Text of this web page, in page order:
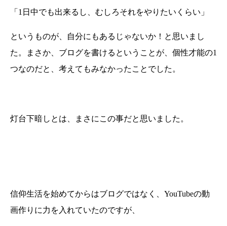
「1日中でも出来るし、むしろそれをやりたいくらい」
というものが、自分にもあるじゃないか！と思いまし
た。まさか、ブログを書けるということが、個性才能の1
つなのだと、考えてもみなかったことでした。
灯台下暗しとは、まさにこの事だと思いました。
信仰生活を始めてからはブログではなく、YouTubeの動
画作りに力を入れていたのですが、